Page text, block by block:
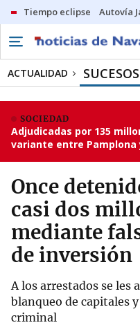
Tiempo eclipse Autovía
ACTUALIDAD SUCESOS
SOCIEDAD
Adjudicadas por 135
variante entre Pamplona
Once
casi dos
mediante
de inversión
A los arrestados se les
blanqueo de capitales
criminal